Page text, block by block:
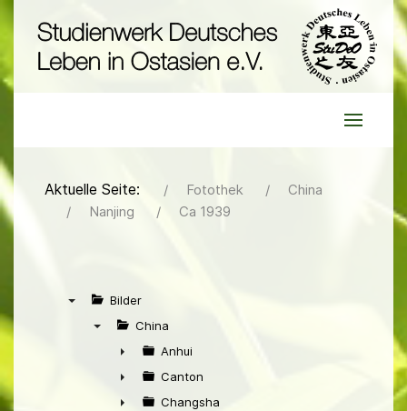
Aktuelle Seite: Fotothek
China
Nanjing
Ca 1939
Bilder
China
►
Anhui
►
Canton
Changsha